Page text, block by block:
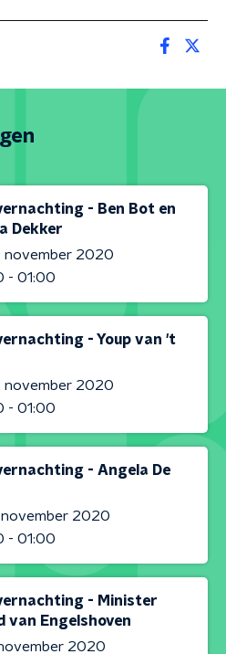
- Ben Bot en
Dekker
november 2020
- 01:00
- Youp van 't
november 2020
- 01:00
- Angela De
november 2020
- 01:00
- Minister
van Engelshoven
2020